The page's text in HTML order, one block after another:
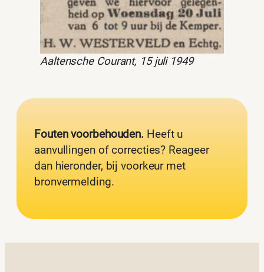
Aaltensche Courant, 15 juli 1949
Fouten voorbehouden. Heeft u
aanvullingen of correcties? Reageer
dan hieronder, bij voorkeur met
bronvermelding.